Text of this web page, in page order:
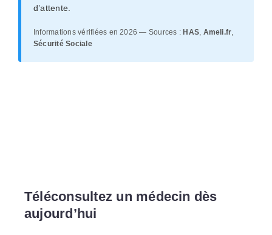
d’attente.
Informations vérifiées en 2026 — Sources : HAS, Ameli.fr,
Sécurité Sociale
Téléconsultez un médecin dès
aujourd’hui